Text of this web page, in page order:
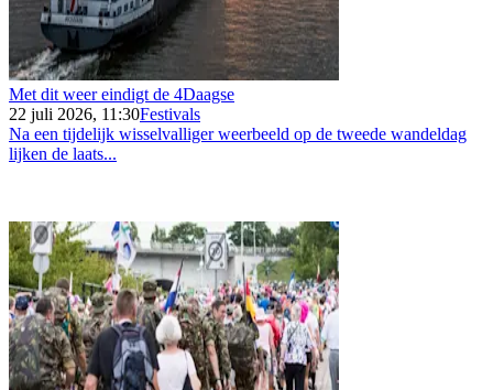
Met dit weer eindigt de 4Daagse
22 juli 2026, 11:30Festivals
Na een tijdelijk wisselvalliger weerbeeld op de tweede wandeldag
lijken de laats...